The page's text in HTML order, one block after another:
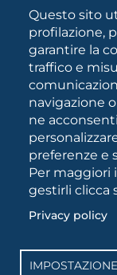
Questo sito
profilazione,
garantire la
traffico e
navigazione
ne
preferenze e
Per maggiori
gestirli clicca
Privacy policy
Cookies
Unifg Mag
Manuale di
Facts and
Università degli